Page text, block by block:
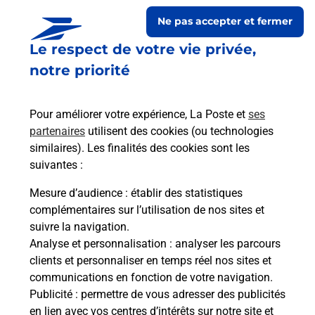
Le respect de votre vie privée,
notre priorité
Pour améliorer votre expérience, La Poste et ses
partenaires utilisent des cookies (ou technologies
similaires). Les finalités des cookies sont les
suivantes :
Mesure d’audience : établir des statistiques
complémentaires sur l’utilisation de nos sites et
suivre la navigation.
Analyse et personnalisation : analyser les parcours
clients et personnaliser en temps réel nos sites et
communications en fonction de votre navigation.
Publicité : permettre de vous adresser des publicités
en lien avec vos centres d’intérêts sur notre site et
Ne pas accepter et fermer
Collecte du courrier aujourd'hui à 08h00
20 Chemin Des Vignes
65350 Chelle Debat
Itinéraire
Le lien s'ouvre dans un nouvel onglet